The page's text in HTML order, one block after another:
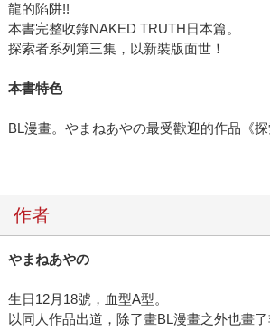
龍的陷阱!!
本書完整收錄NAKED TRUTH日本篇。
探索者系列第三集，以新裝版面世！
本書特色
BL漫畫。やまねあやの最受歡迎的作品《探
作者
やまねあやの
生日12月18號，血型A型。
以同人作品出道，除了畫BL漫畫之外也畫